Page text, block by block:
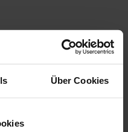
Über Cookies